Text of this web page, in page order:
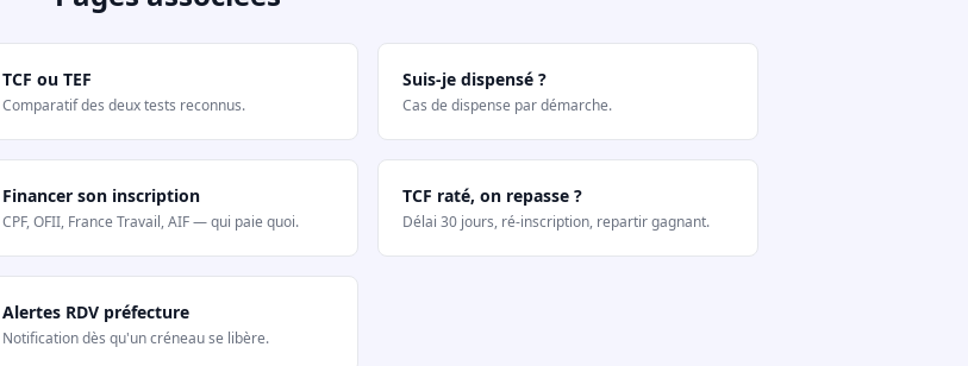
TCF ou TEF
Comparatif des deux tests reconnus.
Suis-je dispensé ?
Cas de dispense par démarche.
Financer son inscription
CPF, OFII, France Travail, AIF — qui paie quoi.
TCF raté, on repasse ?
Délai 30 jours, ré-inscription, repartir gagnant.
Alertes RDV préfecture
Notification dès qu'un créneau se libère.